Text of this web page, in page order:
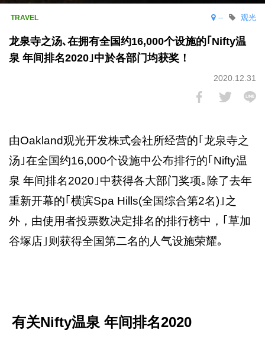
-- 观光
龙泉寺之汤､在拥有全国约16,000个设施的｢Nifty温
泉 年间排名2020｣中於各部门均获奖！
2020.12.31
由Oakland观光开发株式会社所经营的｢龙泉寺之
汤｣在全国约16,000个设施中公布排行的｢Nifty温
泉 年间排名2020｣中获得各大部门奖项｡除了去年
重新开幕的｢横滨Spa Hills(全国综合第2名)｣之
外，由使用者投票数决定排名的排行榜中，｢草加
谷塚店｣则获得全国第二名的人气设施荣耀｡
有关Nifty温泉 年间排名2020